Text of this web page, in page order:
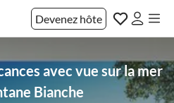
Devenez hôte
avec vue sur la mer
Bianche